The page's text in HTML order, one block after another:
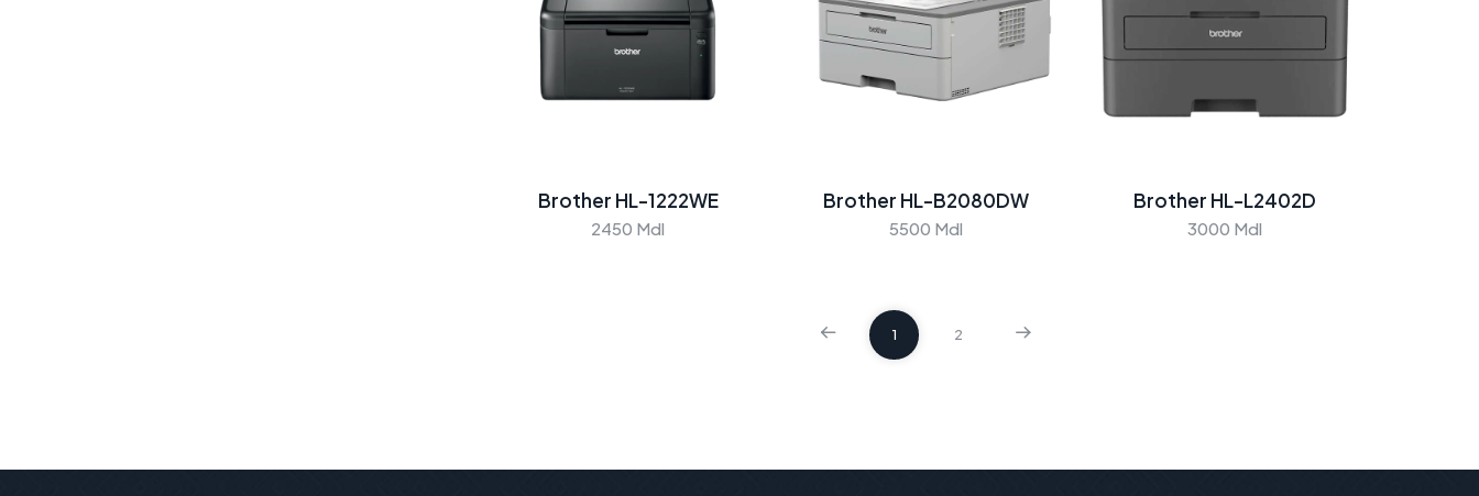
Brother HL-1222WE
2450 Mdl
Brother HL-B2080DW
5500 Mdl
Brother HL-L2402D
3000 Mdl
1 2